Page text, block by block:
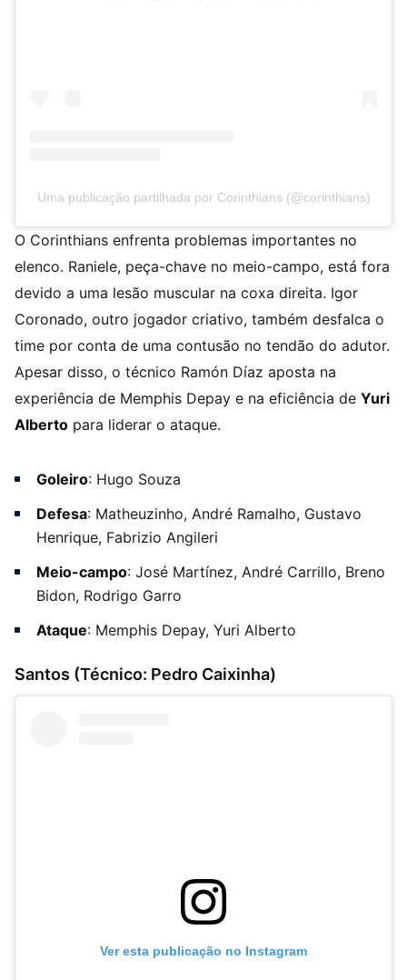
Uma publicação partilhada por Corinthians (@corinthians)
O Corinthians enfrenta problemas importantes no
elenco. Raniele, peça-chave no meio-campo, está fora
devido a uma lesão muscular na coxa direita. Igor
Coronado, outro jogador criativo, também desfalca o
time por conta de uma contusão no tendão do adutor.
Apesar disso, o técnico Ramón Díaz aposta na
experiência de Memphis Depay e na eficiência de Yuri
Alberto para liderar o ataque.
Goleiro: Hugo Souza
Defesa: Matheuzinho, André Ramalho, Gustavo
Henrique, Fabrizio Angileri
Meio-campo: José Martínez, André Carrillo, Breno
Bidon, Rodrigo Garro
Ataque: Memphis Depay, Yuri Alberto
Santos (Técnico: Pedro Caixinha)
Ver esta publicação no Instagram